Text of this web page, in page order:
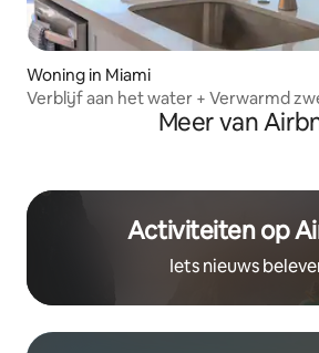
Woning in Miami
Verblijf aan het water +
Meer van
Activiteiten op
Iets nieuws